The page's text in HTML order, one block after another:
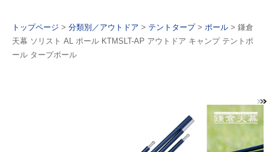
トップページ > 分類別／アウトドア > テントタープ> ポール > 鎌倉
天幕 ソリスト AL ポール KTMSLT-AP アウトドア キャンプ テントポ
ール タープポール